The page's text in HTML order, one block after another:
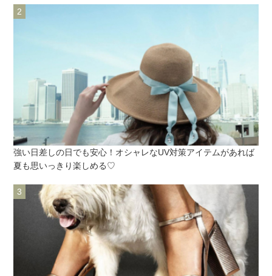
強い日差しの日でも安心！オシャレなUV対策アイテムがあれば
夏も思いっきり楽しめる♡